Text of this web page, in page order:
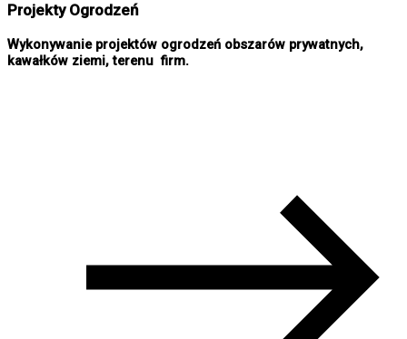
Projekty Ogrodzeń
Wykonywanie projektów ogrodzeń obszarów prywatnych,
kawałków ziemi, terenu firm.